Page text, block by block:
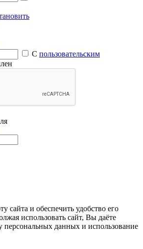
С пользовательским
сайта и обеспечить удобство его
использовать сайт, Вы даёте
персональных данных и использование